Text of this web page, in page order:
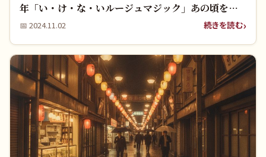
年「い・け・な・いルージュマジック」あの頃をも
う一度？
📅 2024.11.02 続きを読む